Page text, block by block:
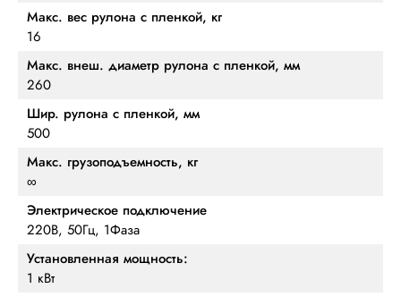
Макс. вес рулона с пленкой, кг
16
Макс. внеш. диаметр рулона с пленкой, мм
260
Шир. рулона с пленкой, мм
500
Макс. грузоподъемность, кг
∞
Электрическое подключение
220В, 50Гц, 1Фаза
Установленная мощность:
1 кВт